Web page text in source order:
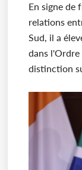
En signe de
relations
Sud, il a
dans l'Ordre
distinction